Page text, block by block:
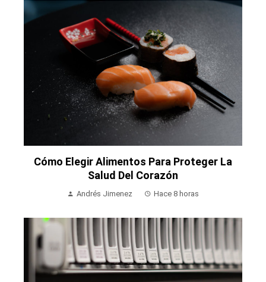
Cómo Elegir Alimentos Para Proteger La
Salud Del Corazón
Andrés Jimenez Hace 8 horas